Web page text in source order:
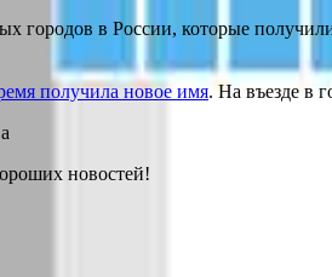
городов в России, которые
получила новое имя. На въезде в
новостей!